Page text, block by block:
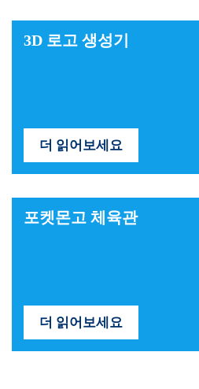
3D 로고 생성기
더 읽어보세요
포켓몬고 체육관
더 읽어보세요